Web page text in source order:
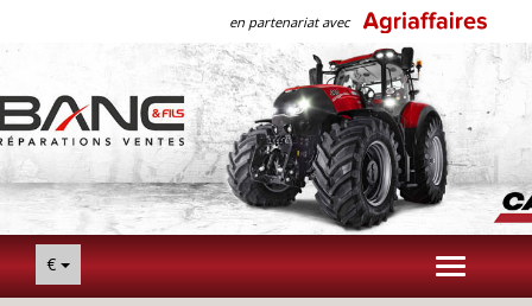
en partenariat avec
Toggle
navigation
€